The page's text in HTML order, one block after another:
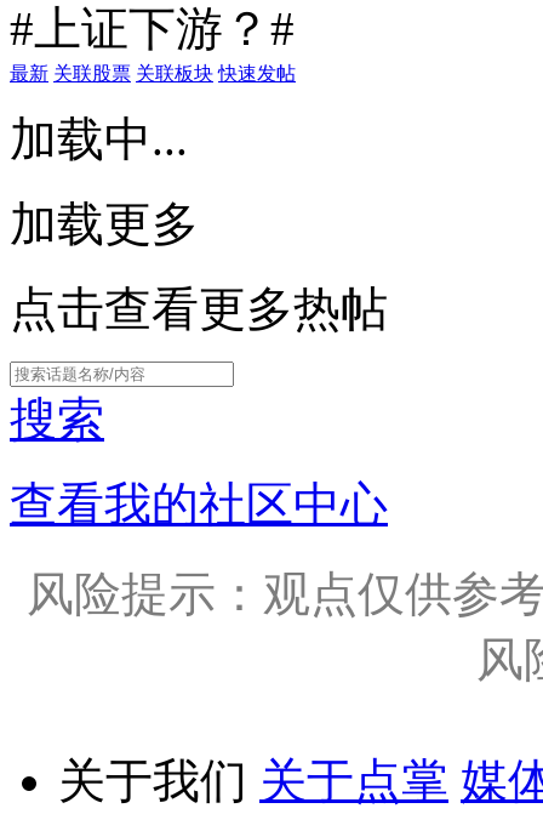
#上证下游？#
最新 关联股票 关联板块 快速发帖
加载中...
加载更多
点击查看更多热帖
搜索
查看我的社区中心
风险提示：观点仅供参
风
关于我们 关于点掌 媒